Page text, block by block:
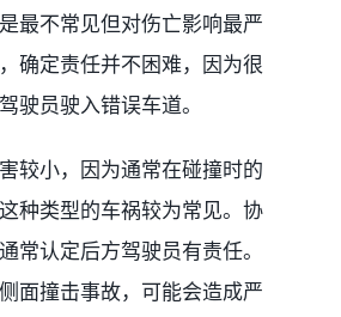
最不常见但对伤亡影响最严
确定责任并不困难，因为很
驶员驶入错误车道。
较小，因为通常在碰撞时的
种类型的车祸较为常见。协
常认定后方驾驶员有责任。
面撞击事故，可能会造成严